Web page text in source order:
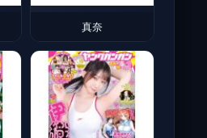
真奈